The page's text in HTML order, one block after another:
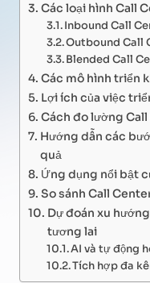
Các loại hình Call
Inbound Call
Outbound Call
Blended Call
Các mô hình triển
Lợi ích của việc
Cách đo lường
Hướng dẫn các
quả
Ứng dụng nổi bật
So sánh Call
Dự đoán xu
tương lai
AI và tự động
Tích hợp đa